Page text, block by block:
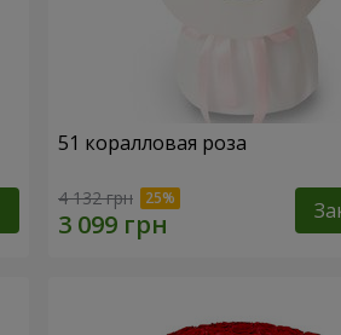
51 коралловая роза
4 132 грн